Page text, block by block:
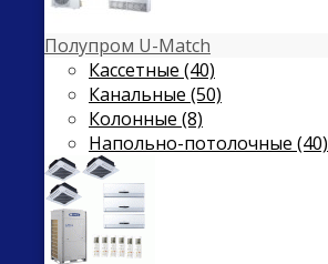
Полупром U-Match
Кассетные (40)
Канальные (50)
Колонные (8)
Напольно-потолочные (40)